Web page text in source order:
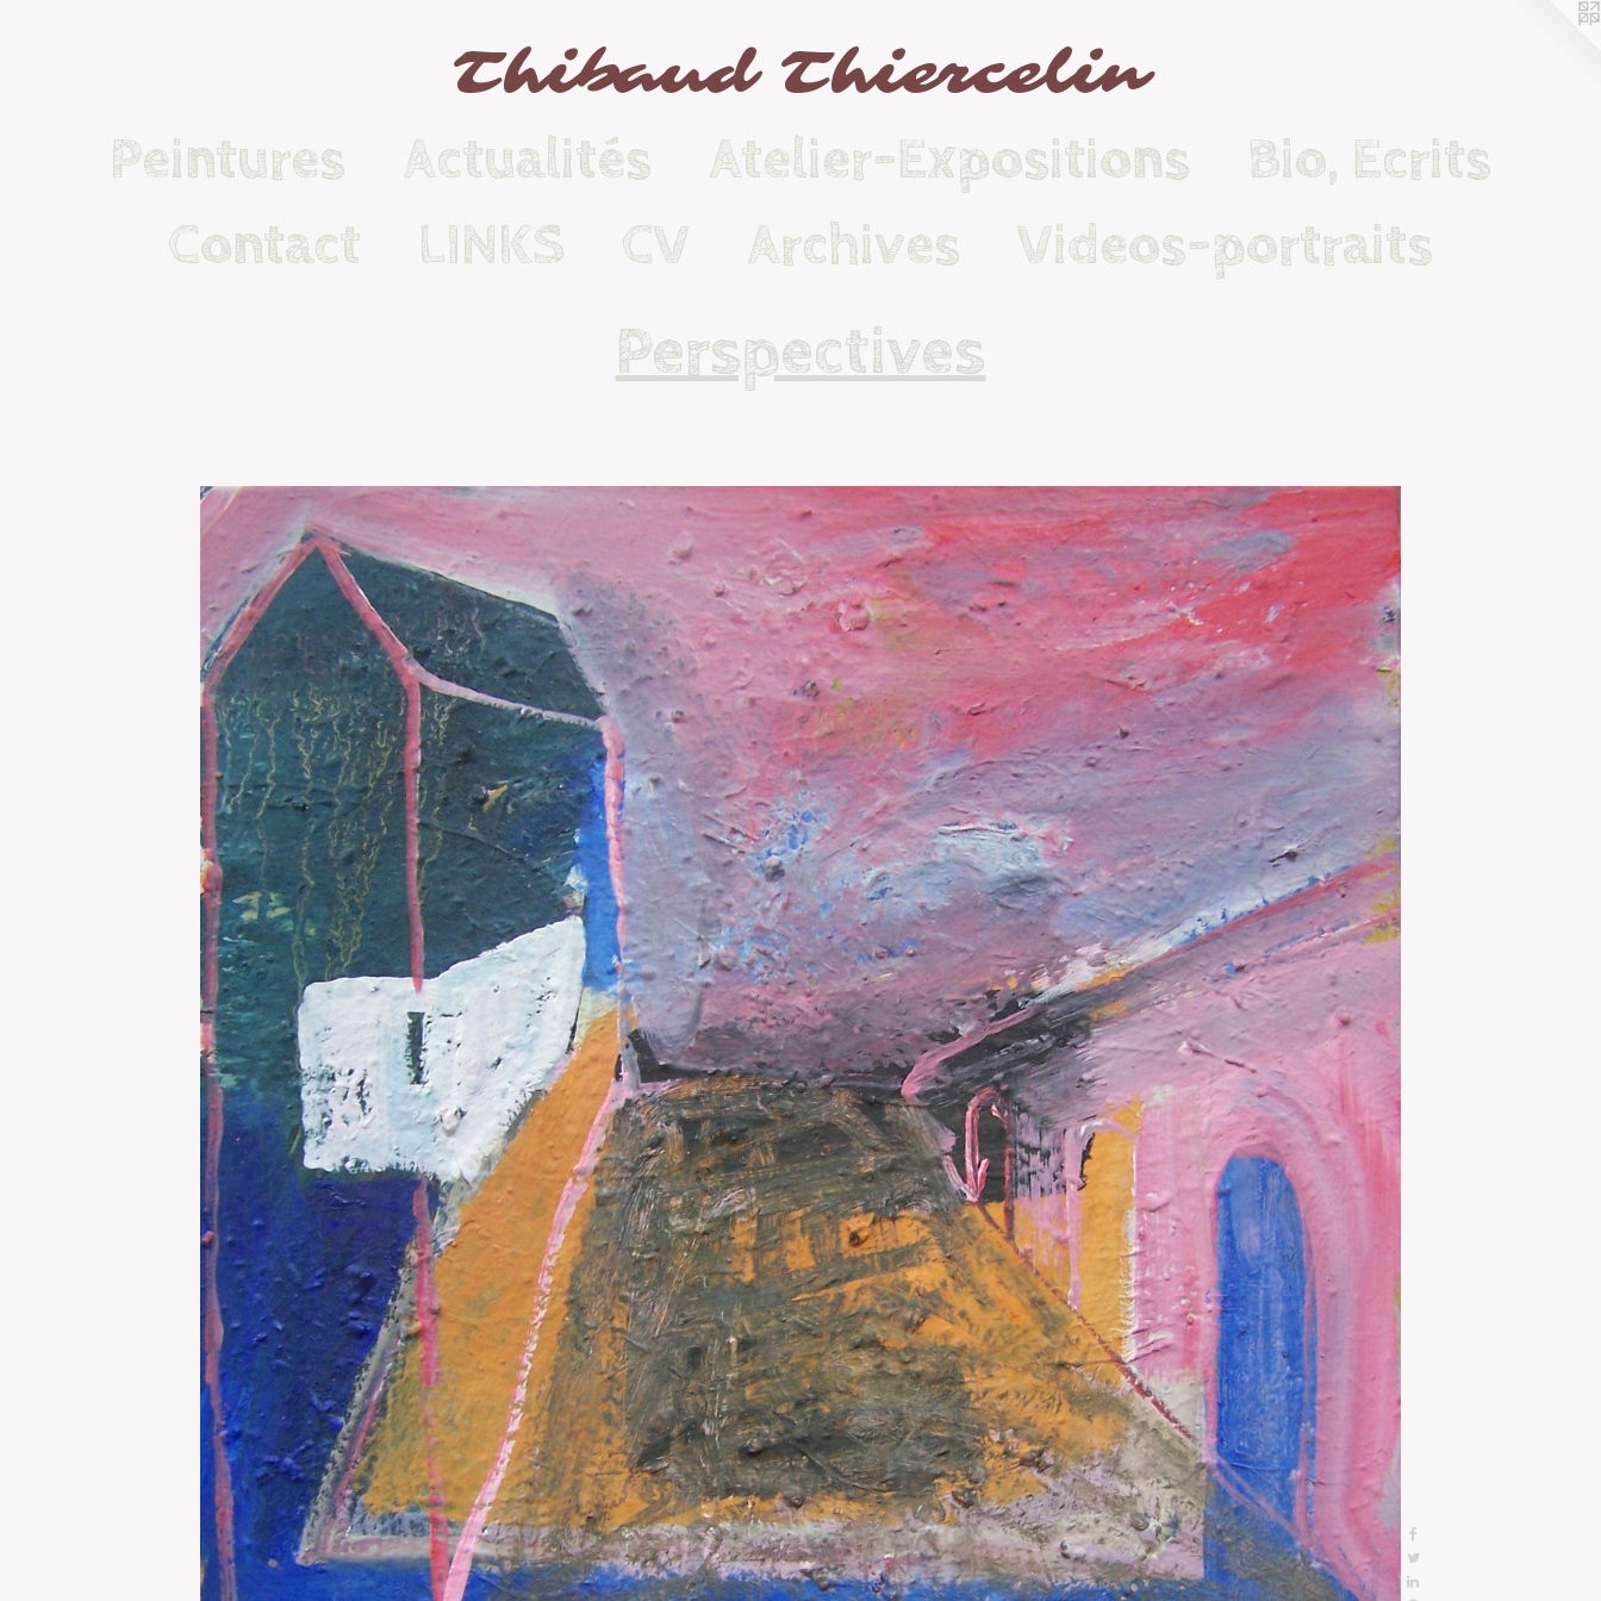
Thibaud Thiercelin
Peintures Actualités Atelier-Expositions
Bio, Ecrits
Contact
LINKS CV Archives Videos-portraits
Perspectives